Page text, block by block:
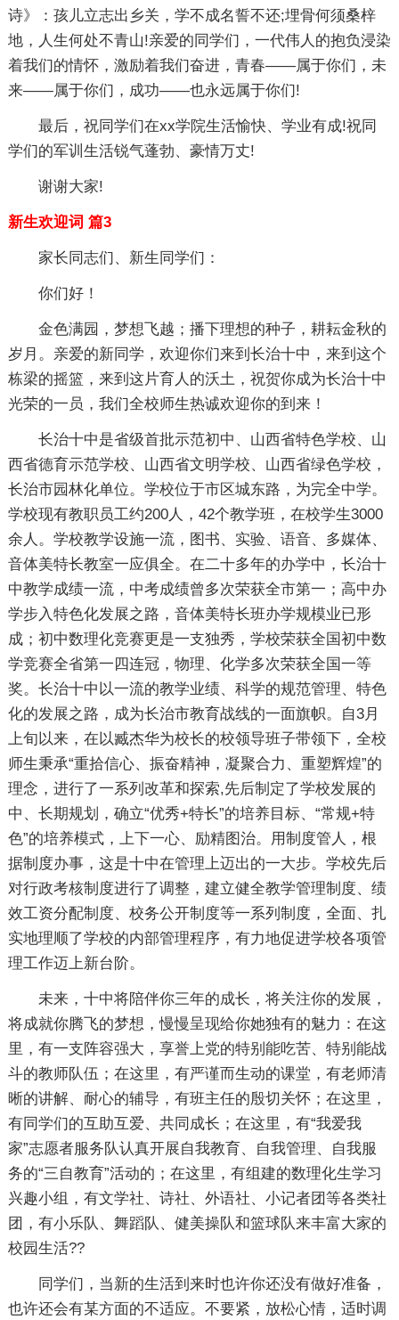
诗》：孩儿立志出乡关，学不成名誓不还;埋骨何须桑梓
地，人生何处不青山!亲爱的同学们，一代伟人的抱负浸染
着我们的情怀，激励着我们奋进，青春——属于你们，未
来——属于你们，成功——也永远属于你们!
最后，祝同学们在xx学院生活愉快、学业有成!祝同
学们的军训生活锐气蓬勃、豪情万丈!
谢谢大家!
新生欢迎词 篇3
家长同志们、新生同学们：
你们好！
金色满园，梦想飞越；播下理想的种子，耕耘金秋的
岁月。亲爱的新同学，欢迎你们来到长治十中，来到这个
栋梁的摇篮，来到这片育人的沃土，祝贺你成为长治十中
光荣的一员，我们全校师生热诚欢迎你的到来！
长治十中是省级首批示范初中、山西省特色学校、山
西省德育示范学校、山西省文明学校、山西省绿色学校，
长治市园林化单位。学校位于市区城东路，为完全中学。
学校现有教职员工约200人，42个教学班，在校学生3000
余人。学校教学设施一流，图书、实验、语音、多媒体、
音体美特长教室一应俱全。在二十多年的办学中，长治十
中教学成绩一流，中考成绩曾多次荣获全市第一；高中办
学步入特色化发展之路，音体美特长班办学规模业已形
成；初中数理化竞赛更是一支独秀，学校荣获全国初中数
学竞赛全省第一四连冠，物理、化学多次荣获全国一等
奖。长治十中以一流的教学业绩、科学的规范管理、特色
化的发展之路，成为长治市教育战线的一面旗帜。自3月
上旬以来，在以臧杰华为校长的校领导班子带领下，全校
师生秉承“重拾信心、振奋精神，凝聚合力、重塑辉煌”的
理念，进行了一系列改革和探索,先后制定了学校发展的
中、长期规划，确立“优秀+特长”的培养目标、“常规+特
色”的培养模式，上下一心、励精图治。用制度管人，根
据制度办事，这是十中在管理上迈出的一大步。学校先后
对行政考核制度进行了调整，建立健全教学管理制度、绩
效工资分配制度、校务公开制度等一系列制度，全面、扎
实地理顺了学校的内部管理程序，有力地促进学校各项管
理工作迈上新台阶。
未来，十中将陪伴你三年的成长，将关注你的发展，
将成就你腾飞的梦想，慢慢呈现给你她独有的魅力：在这
里，有一支阵容强大，享誉上党的特别能吃苦、特别能战
斗的教师队伍；在这里，有严谨而生动的课堂，有老师清
晰的讲解、耐心的辅导，有班主任的殷切关怀；在这里，
有同学们的互助互爱、共同成长；在这里，有“我爱我
家”志愿者服务队认真开展自我教育、自我管理、自我服
务的“三自教育”活动的；在这里，有组建的数理化生学习
兴趣小组，有文学社、诗社、外语社、小记者团等各类社
团，有小乐队、舞蹈队、健美操队和篮球队来丰富大家的
校园生活??
同学们，当新的生活到来时也许你还没有做好准备，
也许还会有某方面的不适应。不要紧，放松心情，适时调